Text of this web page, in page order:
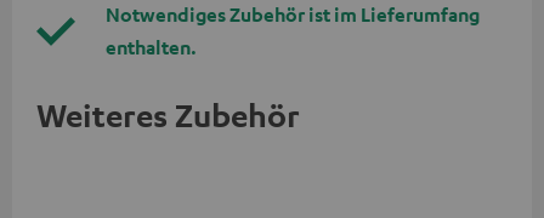
Notwendiges Zubehör ist im Lieferumfang
enthalten.
Weiteres Zubehör